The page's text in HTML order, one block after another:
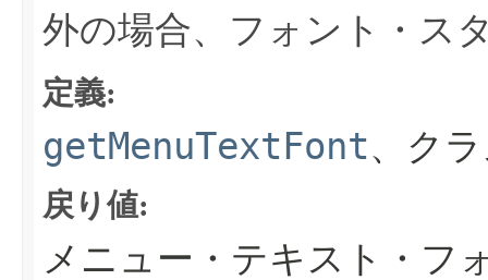
外の場合、フォント・ス
定義:
getMenuTextFont、ク
戻り値:
メニュー・テキスト・フ